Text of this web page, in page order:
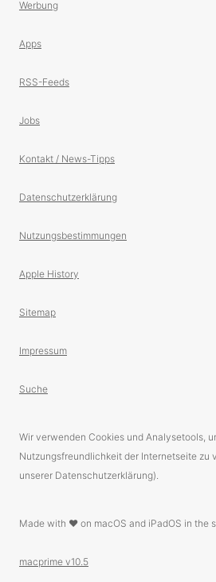
Werbung
Apps
RSS-Feeds
Jobs
Kontakt / News-Tipps
Datenschutzerklärung
Nutzungsbestimmungen
Apple History
Sitemap
Impressum
Suche
Wir verwenden Cookies und Analysetools,
Nutzungsfreundlichkeit der Internetseite zu
unserer Datenschutzerklärung).
Made with ❤️ on macOS and iPadOS in
macprime v10.5